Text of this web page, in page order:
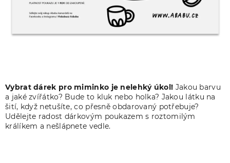
Vybrat dárek pro miminko je nelehký úkol! Jakou barvu
a jaké zvířátko? Bude to kluk nebo holka? Jakou látku na
šití, když netušíte, co přesně obdarovaný potřebuje?
Udělejte radost dárkovým poukazem s roztomilým
králíkem a nešlápnete vedle.